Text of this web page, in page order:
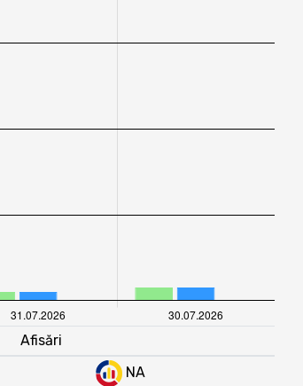
Afisări
NA